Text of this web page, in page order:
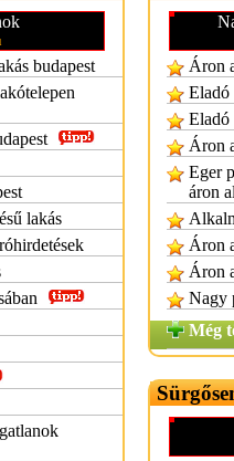
budapest
lakás
Áron
Eladó
Eladó
Áron
Eger
áron
Áron
Áron
Nagy
Még